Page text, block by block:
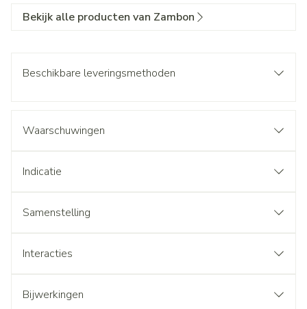
Bekijk alle producten van Zambon
Beschikbare leveringsmethoden
Waarschuwingen
Indicatie
Samenstelling
Interacties
Bijwerkingen